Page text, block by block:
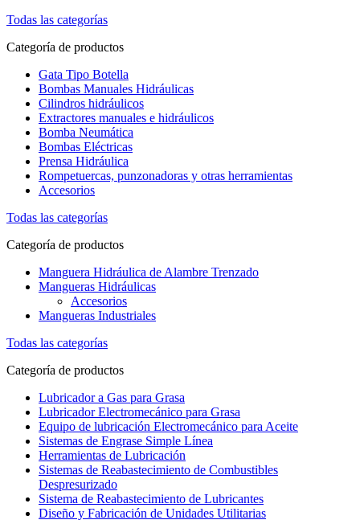
Todas las categorías
Categoría de productos
Gata Tipo Botella
Bombas Manuales Hidráulicas
Cilindros hidráulicos
Extractores manuales e hidráulicos
Bomba Neumática
Bombas Eléctricas
Prensa Hidráulica
Rompetuercas, punzonadoras y otras herramientas
Accesorios
Todas las categorías
Categoría de productos
Manguera Hidráulica de Alambre Trenzado
Mangueras Hidráulicas
Accesorios
Mangueras Industriales
Todas las categorías
Categoría de productos
Lubricador a Gas para Grasa
Lubricador Electromecánico para Grasa
Equipo de lubricación Electromecánico para Aceite
Sistemas de Engrase Simple Línea
Herramientas de Lubricación
Sistemas de Reabastecimiento de Combustibles
Despresurizado
Sistema de Reabastecimiento de Lubricantes
Diseño y Fabricación de Unidades Utilitarias